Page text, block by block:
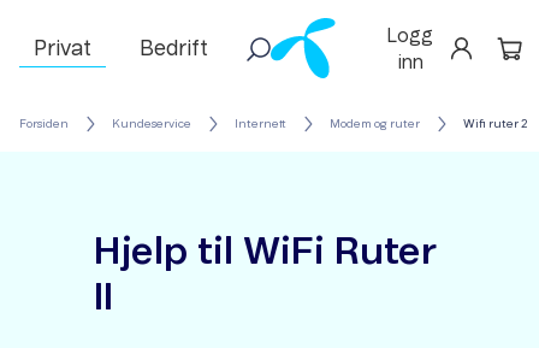
Privat Bedrift
Logg
inn
Forsiden Kundeservice Internett Modem og ruter Wifi ruter 2
Hjelp til WiFi Ruter